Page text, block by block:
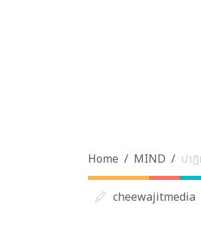
Home MIND ปา
cheewajitmedia